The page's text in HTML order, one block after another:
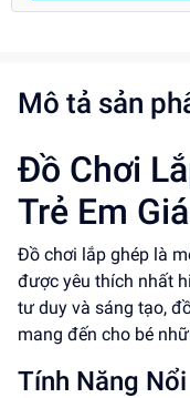
Mô tả sản
Đồ Chơi
Trẻ Em
Đồ chơi lắp ghép là
được yêu thích nhất
tư duy và sáng tạo,
mang đến cho bé
Tính Năng